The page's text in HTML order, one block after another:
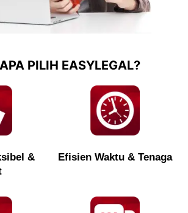
PILIH EASYLEGAL?
&
Efisien Waktu & Tenaga